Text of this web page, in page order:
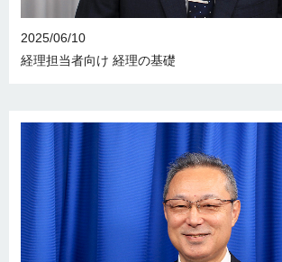
2025/06/10
経理担当者向け 経理の基礎